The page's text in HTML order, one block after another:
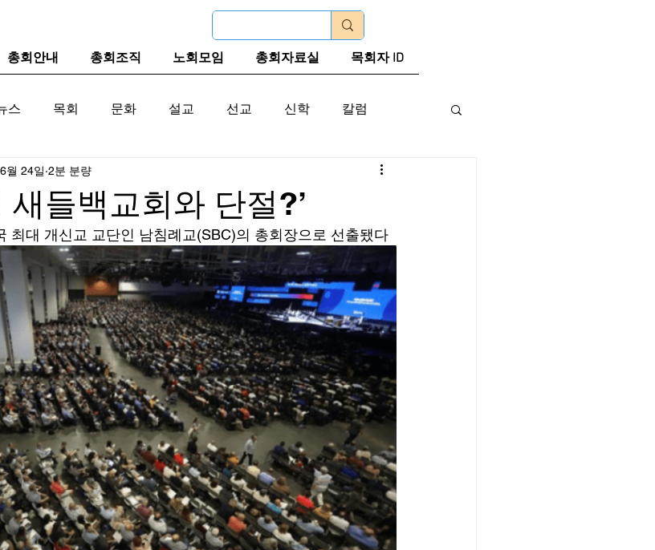
총회안내 총회조직 노회모임 총회자료실 목회자 ID
스 목회 문화 설교 선교 신학 칼럼
교계 교단역사
새들백교회와 단절?’
월 24일 2분 분량
최대 개신교 교단인 남침례교(SBC)의 총회장으로 선출됐다